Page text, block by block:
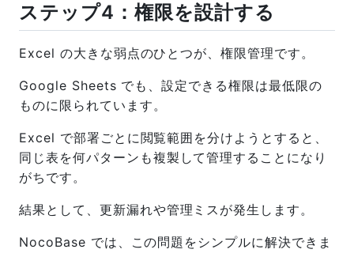
ステップ4：権限を設計する
Excel の大きな弱点のひとつが、権限管理です。
Google Sheets でも、設定できる権限は最低限の
ものに限られています。
Excel で部署ごとに閲覧範囲を分けようとすると、
同じ表を何パターンも複製して管理することになり
がちです。
結果として、更新漏れや管理ミスが発生します。
NocoBase では、この問題をシンプルに解決できま